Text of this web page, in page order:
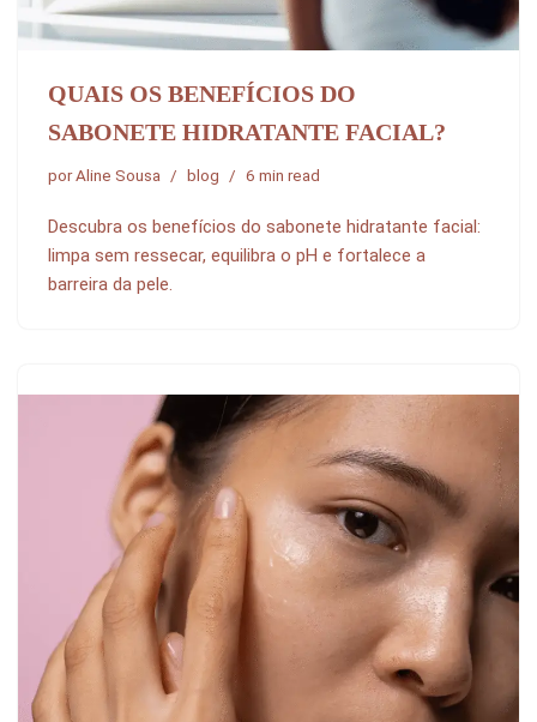
QUAIS OS BENEFÍCIOS DO
SABONETE HIDRATANTE FACIAL?
porAline Sousa blog 6 min read
Descubra os benefícios do sabonete hidratante facial:
limpa sem ressecar, equilibra o pH e fortalece a
barreira da pele.